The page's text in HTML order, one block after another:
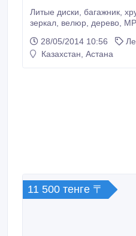
Литые диски, багажник, хрустальная оптика, обогрев
зеркал, велюр, дерево, MP3, ГУР, ABS, SRS, зимний
электропакет, центрозамок, кондиционер, климат-
контроль, бортовой компьютер, налог уплачен,
28/05/2014 10:56
Казахстан, Астана
11 500 тенге 〒